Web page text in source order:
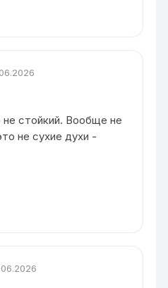
не стойкий. Вообще не
не сухие духи -